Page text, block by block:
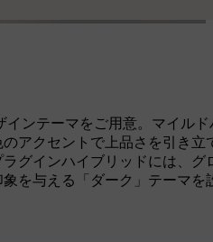
インテーマをご用意。マイルド
アクセントで上品さを引き立
グインハイブリッドには、グ
を与える「ダーク」テーマを